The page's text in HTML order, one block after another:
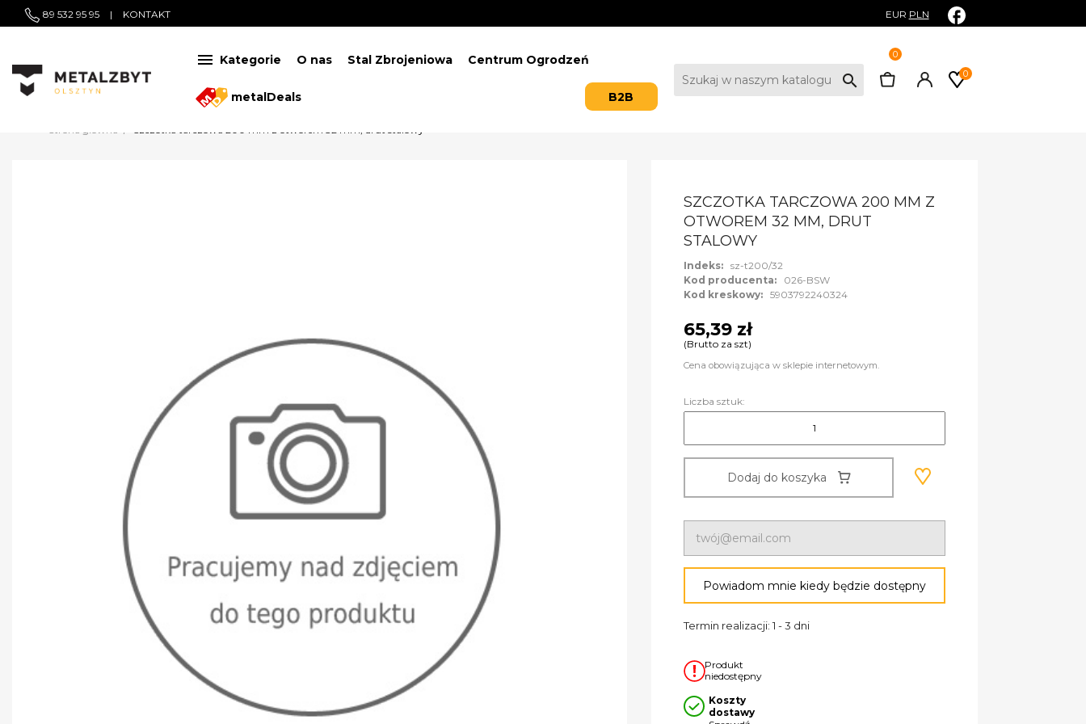
89 532 95 95 | KONTAKT EUR PLN
 Kategorie O nas Stal Zbrojeniowa Centrum Ogrodzeń
metalDeals B2B
0
0
search
SZCZOTKA TARCZOWA 200 MM Z
OTWOREM 32 MM, DRUT
STALOWY
Indeks: sz-t200/32
Kod producenta:
026-BSW
Kod kreskowy: 5903792240324
65,39 zł
(Brutto za szt)
Cena obowiązująca w sklepie internetowym.
Liczba sztuk:
Dodaj do koszyka
Powiadom mnie kiedy będzie dostępny
Termin realizacji: 1 - 3 dni
Produkt
niedostępny
Koszty
dostawy